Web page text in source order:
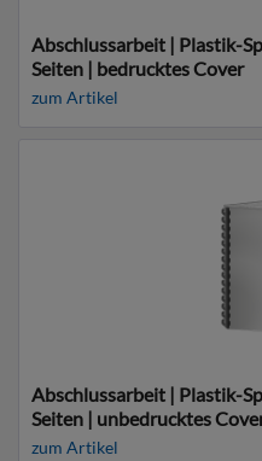
Abschlussarbeit | Plastik-
Seiten | bedrucktes Cover
zum Artikel
Abschlussarbeit | Plastik-
Seiten | unbedrucktes
zum Artikel